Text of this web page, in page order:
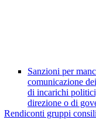
Sanzioni per
comunicazione
di incarichi
direzione o di
Rendiconti gruppi